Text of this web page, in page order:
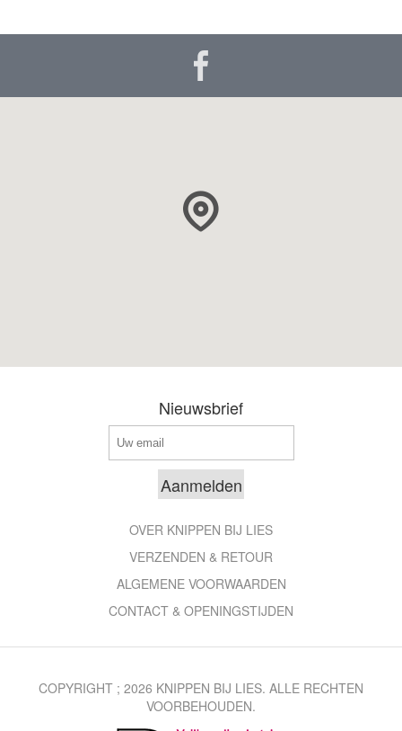
Nieuwsbrief
OVER KNIPPEN BIJ LIES
VERZENDEN & RETOUR
ALGEMENE VOORWAARDEN
CONTACT & OPENINGSTIJDEN
COPYRIGHT ; 2026 KNIPPEN BIJ LIES. ALLE RECHTEN
VOORBEHOUDEN.